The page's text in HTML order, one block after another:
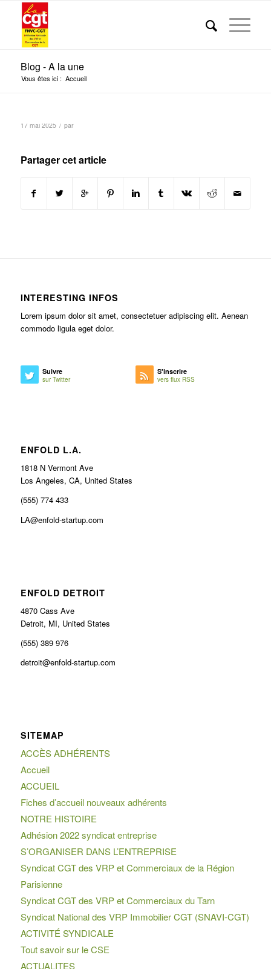
Blog - A la une
Vous êtes ici : Accueil
17 mai 2025 / par
Partager cet article
INTERESTING INFOS
Lorem ipsum dolor sit amet, consectetuer adipiscing elit. Aenean
commodo ligula eget dolor.
Suivre
sur Twitter
S'inscrire
vers flux RSS
ENFOLD L.A.
1818 N Vermont Ave
Los Angeles, CA, United States
(555) 774 433
LA@enfold-startup.com
ENFOLD DETROIT
4870 Cass Ave
Detroit, MI, United States
(555) 389 976
detroit@enfold-startup.com
SITEMAP
ACCÈS ADHÉRENTS
Accueil
ACCUEIL
Fiches d’accueil nouveaux adhérents
NOTRE HISTOIRE
Adhésion 2022 syndicat entreprise
S’ORGANISER DANS L’ENTREPRISE
Syndicat CGT des VRP et Commerciaux de la Région
Parisienne
Syndicat CGT des VRP et Commerciaux du Tarn
Syndicat National des VRP Immobilier CGT (SNAVI-CGT)
ACTIVITÉ SYNDICALE
Tout savoir sur le CSE
ACTUALITES